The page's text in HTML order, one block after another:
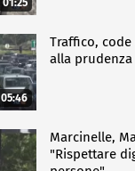
05:46
Traffico,
alla prudenza
Marcinelle,
"Rispettare